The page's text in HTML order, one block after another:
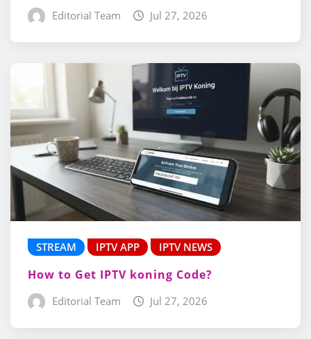
Editorial Team Jul 27, 2026
STREAM IPTV APP IPTV NEWS
How to Get IPTV koning Code?
Editorial Team Jul 27, 2026